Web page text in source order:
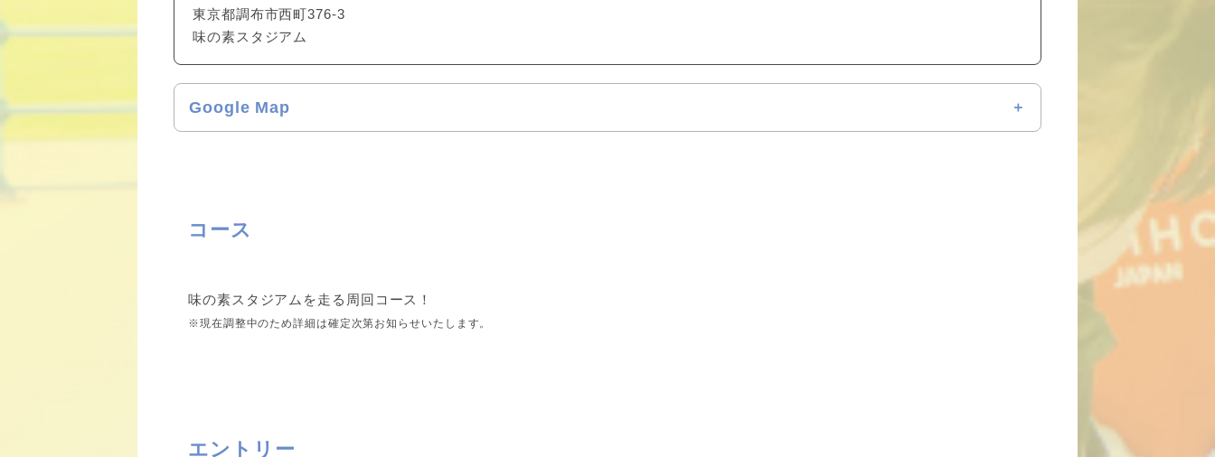
東京都調布市西町376-3
味の素スタジアム
Google Map
コース
味の素スタジアムを走る周回コース！
※現在調整中のため詳細は確定次第お知らせいたします。
エントリー